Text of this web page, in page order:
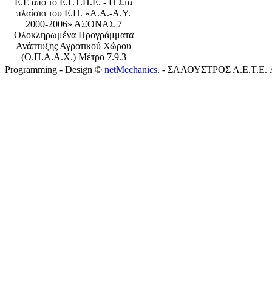
Ε.Ε από το Ε.Γ.Τ.Π.Ε. - Π Στα
πλαίσια του Ε.Π. «Α.Α.-Α.Υ.
2000-2006» ΑΞΟΝΑΣ 7
Ολοκληρωμένα Προγράμματα
Ανάπτυξης Αγροτικού Χώρου
(Ο.Π.Α.Α.Χ.) Μέτρο 7.9.3
Programming - Design © netMechanics. - ΣΑΛΟΥΣΤΡΟΣ Α.Ε.Τ.Ε.